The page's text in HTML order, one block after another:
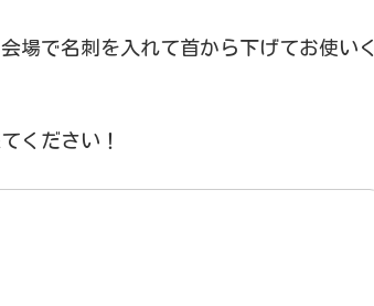
場で名刺を入れて首から下げてお使いく
ください！